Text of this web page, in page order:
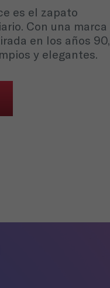
es el zapato
Con una marca
en los años 90,
y elegantes.